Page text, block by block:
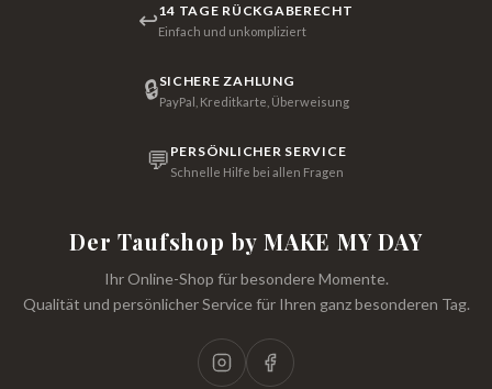
↩14 TAGE RÜCKGABERECHT
Einfach und unkompliziert
🔒SICHERE ZAHLUNG
PayPal, Kreditkarte, Überweisung
💬 PERSÖNLICHER SERVICE
Schnelle Hilfe bei allen Fragen
Der Taufshop by MAKE MY DAY
Ihr Online-Shop für besondere Momente.
Qualität und persönlicher Service für Ihren ganz besonderen Tag.